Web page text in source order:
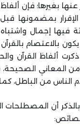
عنها بغيرها؛ فإن
بمضمونها
فيها إجمال
ألفاظ القرآن
من المعاني
الناس من الباطل، كما
أن المصطلحات
خصائص: